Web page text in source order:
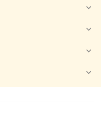



